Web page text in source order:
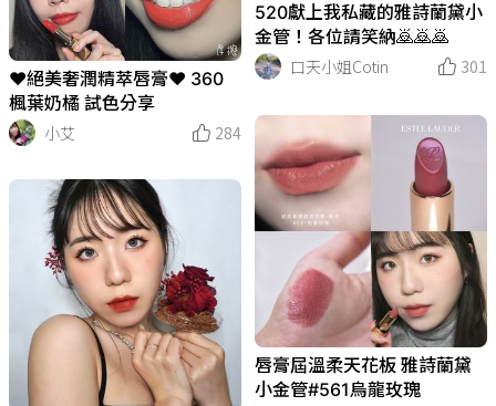
520獻上我私藏的雅詩蘭黛小
金管！各位請笑納🙇🙇🙇
口天小姐Cotin
301
❤️絕美奢潤精萃唇膏❤️ 360
楓葉奶橘 試色分享
小艾
284
唇膏屆溫柔天花板 雅詩蘭黛
小金管#561烏龍玫瑰